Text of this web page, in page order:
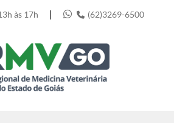
às 17h | (62)3269-6500